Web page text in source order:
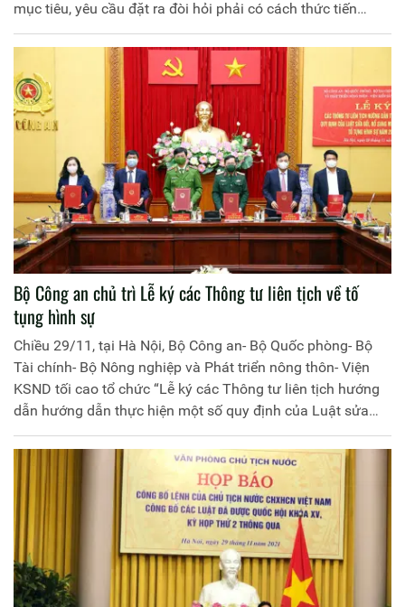
mục tiêu, yêu cầu đặt ra đòi hỏi phải có cách thức tiến
hành khoa học, bài bản và xác định lộ trình tiến hành phù
hợp, hiệu quả, khả thi.
Bộ Công an chủ trì Lễ ký các Thông tư liên tịch về tố
tụng hình sự
Chiều 29/11, tại Hà Nội, Bộ Công an- Bộ Quốc phòng- Bộ
Tài chính- Bộ Nông nghiệp và Phát triển nông thôn- Viện
KSND tối cao tổ chức “Lễ ký các Thông tư liên tịch hướng
dẫn hướng dẫn thực hiện một số quy định của Luật sửa
đổi, bổ sung một số điều Bộ luật Tố tụng hình sự năm
2015”.